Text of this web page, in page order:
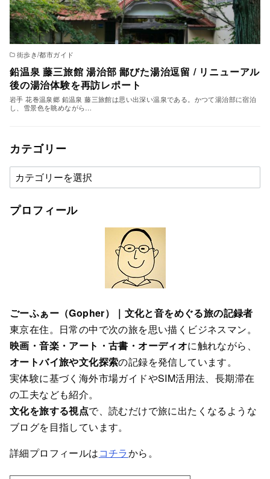
街歩き/都市ガイド
鉛温泉 藤三旅館 湯治部 鄙びた湯治逗留 / リニューアル
後の湯治体験を再訪レポート
岩手 花巻温泉郷 鉛温泉 藤三旅館は思い出深い温泉である。かつて湯治部に宿泊
し、雪景色を眺めながら…
カテゴリー
カ
テ
ゴ
プロフィール
ごーふぁー（Gopher）｜文化と音をめぐる旅の記録者
東京在住。日常の中で次の旅を思い描くビジネスマン。
映画・音楽・アート・古書・オーディオに触れながら、
オートバイ旅や文化探索の記録を発信しています。
実体験に基づく海外市場ガイドやSIM活用法、長期滞在
の工夫なども紹介。
文化を旅する視点で、読むだけで旅に出たくなるような
ブログを目指しています。
詳細プロフィールはコチラから。